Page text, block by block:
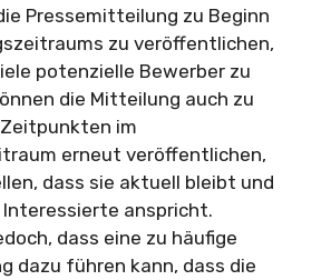
Pressemitteilung zu Beginn
zu veröffentlichen,
potenzielle Bewerber zu
die Mitteilung auch zu
im
erneut veröffentlichen,
dass sie aktuell bleibt und
anspricht.
dass eine zu häufige
dazu führen kann, dass die